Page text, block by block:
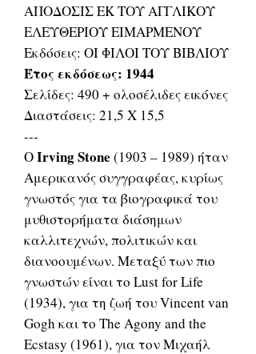
ΑΠΟΔΟΣΙΣ ΕΚ ΤΟΥ ΑΓΓΛΙΚΟΥ
ΕΛΕΥΘΕΡΙΟΥ ΕΙΜΑΡΜΕΝΟΥ
Εκδόσεις: ΟΙ ΦΙΛΟΙ ΤΟΥ ΒΙΒΛΙΟΥ
Έτος εκδόσεως: 1944
Σελίδες: 490 + ολοσέλιδες εικόνες
Διαστάσεις: 21,5 Χ 15,5
---
ΟIrving Stone (1903 – 1989) ήταν
Αμερικανός συγγραφέας, κυρίως
γνωστός για τα βιογραφικά του
μυθιστορήματα διάσημων
καλλιτεχνών, πολιτικών και
διανοουμένων. Μεταξύ των πιο
γνωστών είναι το Lust for Life
(1934), για τη ζωή του Vincent van
Gogh και το The Agony and the
Ecstasy (1961), για τον Μιχαήλ